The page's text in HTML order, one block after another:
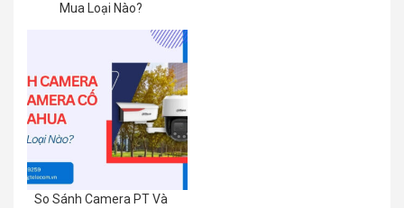
Mua Loại Nào?
So Sánh Camera PT Và